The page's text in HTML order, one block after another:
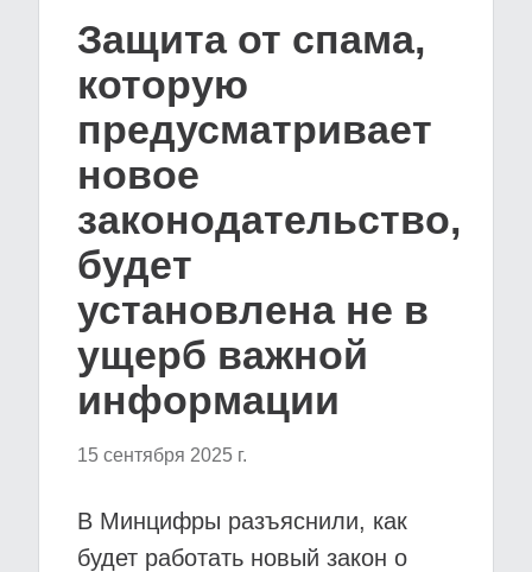
Защита от спама,
которую
предусматривает
новое
законодательство,
будет
установлена не в
ущерб важной
информации
15 сентября 2025 г.
В Минцифры разъяснили, как
будет работать новый закон о